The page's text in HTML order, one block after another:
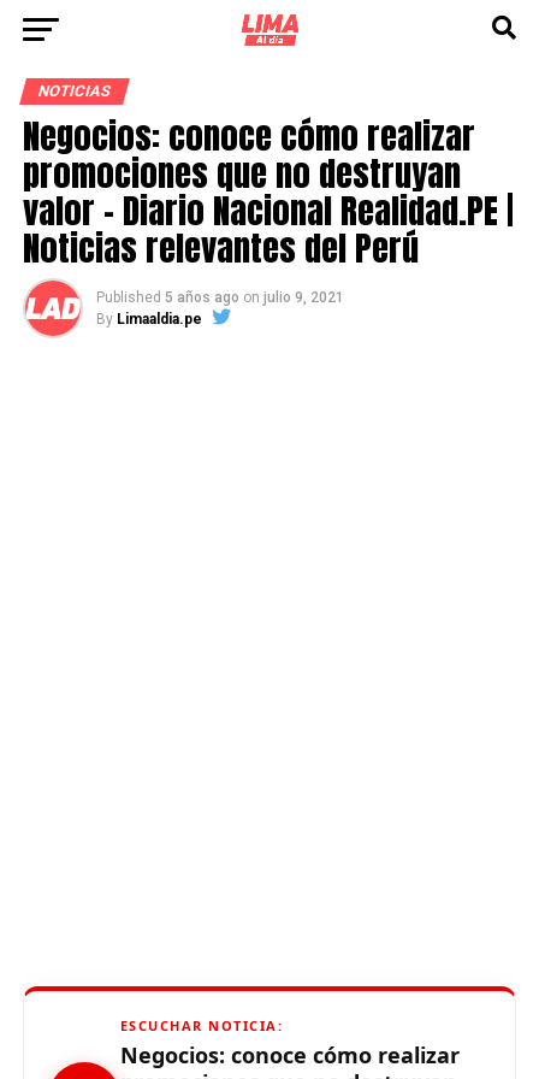
NOTICIAS
Negocios: conoce cómo realizar
promociones que no destruyan
valor – Diario Nacional Realidad.PE |
Noticias relevantes del Perú
Published 5 años ago on julio 9, 2021
By Limaaldia.pe
ESCUCHAR NOTICIA:
Negocios: conoce cómo realizar